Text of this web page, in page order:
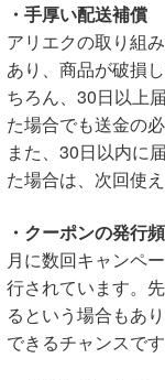
・手厚い配送補償
アリエクの取り組
あり、商品が破損
ちろん、30日以上
た場合でも送金の
また、30日以内に
た場合は、次回使
・クーポンの発行
月に数回キャンペ
行されています。
るという場合もあ
できるチャンスです